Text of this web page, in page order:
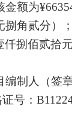
金额为¥
捌角贰分）
仟捌佰贰拾
编制人（签
：